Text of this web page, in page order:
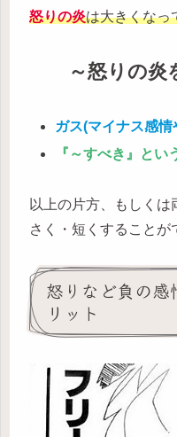
怒りの炎は大きくなっ
～怒りの炎
ガス(マイナス感情
『～すべき』とい
以上の片方、もしく
さく・短くすることが
怒りなど負の感
リット